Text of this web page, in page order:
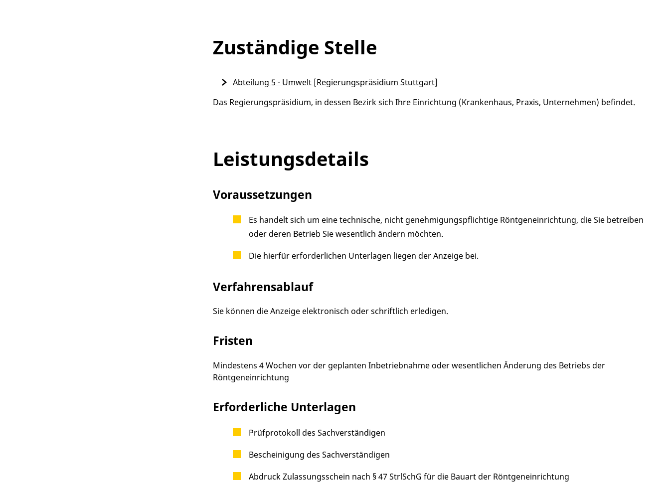
Zuständige Stelle
Das Regierungspräsidium, in dessen Bezirk sich Ihre Einrichtung (Krankenhaus, Praxis, Unternehmen) befindet.
Abteilung 5 - Umwelt [Regierungspräsidium Stuttgart]
Leistungsdetails
Voraussetzungen
Es handelt sich um eine technische, nicht genehmigungspflichtige Röntgeneinrichtung, die Sie betreiben
oder deren Betrieb Sie wesentlich ändern möchten.
Die hierfür erforderlichen Unterlagen liegen der Anzeige bei.
Verfahrensablauf
Sie können die Anzeige elektronisch oder schriftlich erledigen.
Fristen
Mindestens 4 Wochen vor der geplanten Inbetriebnahme oder wesentlichen Änderung des Betriebs der
Röntgeneinrichtung
Erforderliche Unterlagen
Prüfprotokoll des Sachverständigen
Bescheinigung des Sachverständigen
Abdruck Zulassungsschein nach § 47 StrlSchG für die Bauart der Röntgeneinrichtung